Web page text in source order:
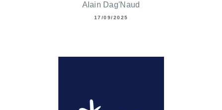
Alain Dag'Naud
17/09/2025